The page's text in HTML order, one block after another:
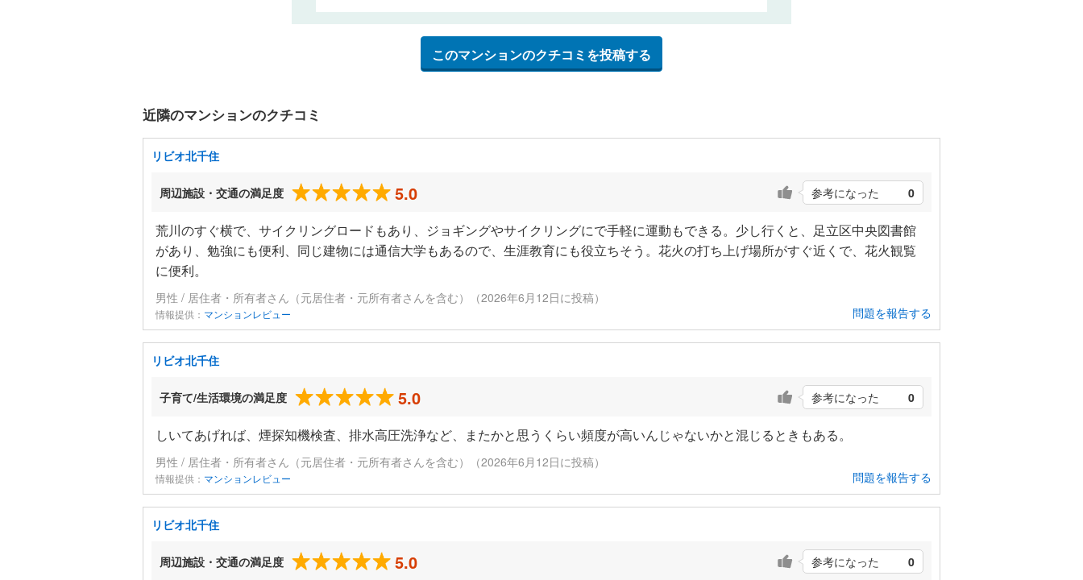
このマンションのクチコミを投稿する
近隣のマンションのクチコミ
リビオ北千住
周辺施設・交通の満足度 5.0 参考になった 0
荒川のすぐ横で、サイクリングロードもあり、ジョギングやサイクリングにで手軽に運動もできる。少し行くと、足立区中央図書館
があり、勉強にも便利、同じ建物には通信大学もあるので、生涯教育にも役立ちそう。花火の打ち上げ場所がすぐ近くで、花火観覧
に便利。
男性 / 居住者・所有者さん（元居住者・元所有者さんを含む）（2026年6月12日に投稿）
情報提供： マンションレビュー 問題を報告する
リビオ北千住
子育て/生活環境の満足度 5.0 参考になった 0
しいてあげれば、煙探知機検査、排水高圧洗浄など、またかと思うくらい頻度が高いんじゃないかと混じるときもある。
男性 / 居住者・所有者さん（元居住者・元所有者さんを含む）（2026年6月12日に投稿）
情報提供： マンションレビュー 問題を報告する
リビオ北千住
周辺施設・交通の満足度 5.0 参考になった 0